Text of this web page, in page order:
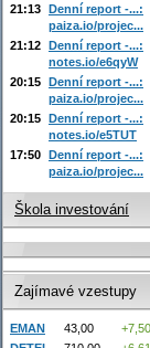
21:13 Denní report -...:
paiza.io/projec...
21:12 Denní report -...:
notes.io/e6qyW
20:15 Denní report -...:
paiza.io/projec...
20:15 Denní report -...:
notes.io/e5TUT
17:50 Denní report -...:
paiza.io/projec...
Škola investování
Zajímavé vzestupy
EMAN 43,00
+7,50